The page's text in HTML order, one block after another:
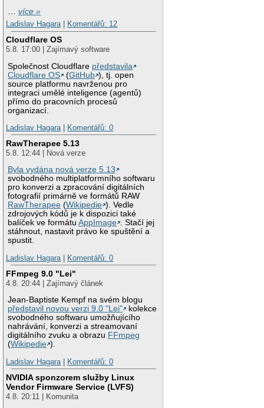
…více »
Ladislav Hagara| Komentářů: 12
Cloudflare OS
5.8. 17:00 | Zajímavý software
Společnost Cloudflare představila
Cloudflare OS
(GitHub ), tj. open
source platformu navrženou pro
integraci umělé inteligence (agentů)
přímo do pracovních procesů
organizací.
Ladislav Hagara| Komentářů: 0
RawTherapee 5.13
5.8. 12:44 | Nová verze
Byla vydána nová verze 5.13
svobodného multiplatformního softwaru
pro konverzi a zpracování digitálních
fotografií primárně ve formátů RAW
RawTherapee (Wikipedie ). Vedle
zdrojových kódů je k dispozici také
balíček ve formátuAppImage . Stačí jej
stáhnout, nastavit právo ke spuštění a
spustit.
Ladislav Hagara| Komentářů: 0
FFmpeg 9.0 "Lei"
4.8. 20:44 | Zajímavý článek
Jean-Baptiste Kempf na svém blogu
představil novou verzi 9.0 "Lei"
kolekce
svobodného softwaru umožňujícího
nahrávání, konverzi a streamovaní
digitálního zvuku a obrazu FFmpeg
(Wikipedie ).
Ladislav Hagara| Komentářů: 0
NVIDIA sponzorem služby Linux
Vendor Firmware Service (LVFS)
4.8. 20:11 | Komunita